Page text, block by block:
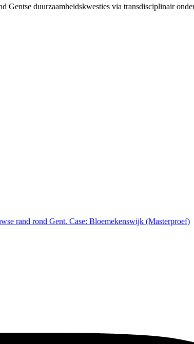
Gentse duurzaamheids­kwesties via transdisciplinair
rand rond Gent. Case: Bloemekenswijk (Masterproef)